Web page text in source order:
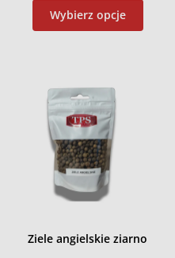
Wybierz opcje
Ziele angielskie ziarno